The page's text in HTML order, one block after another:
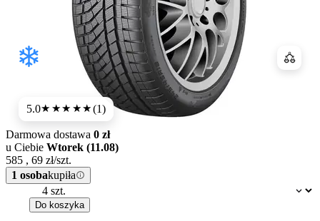
5.0★★★★★(1)
Dostępność:
Darmowa dostawa 0 zł
u Ciebie Wtorek (11.08)
585 , 69 zł/szt.
1 osobakupiła
Do koszyka